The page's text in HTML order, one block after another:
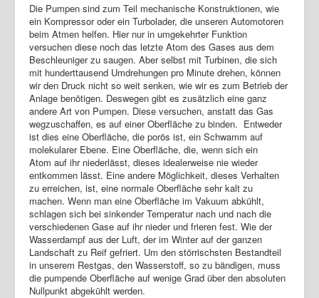
Die Pumpen sind zum Teil mechanische Konstruktionen, wie
ein Kompressor oder ein Turbolader, die unseren Automotoren
beim Atmen helfen. Hier nur in umgekehrter Funktion
versuchen diese noch das letzte Atom des Gases aus dem
Beschleuniger zu saugen. Aber selbst mit Turbinen, die sich
mit hunderttausend Umdrehungen pro Minute drehen, können
wir den Druck nicht so weit senken, wie wir es zum Betrieb der
Anlage benötigen. Deswegen gibt es zusätzlich eine ganz
andere Art von Pumpen. Diese versuchen, anstatt das Gas
wegzuschaffen, es auf einer Oberfläche zu binden. Entweder
ist dies eine Oberfläche, die porös ist, ein Schwamm auf
molekularer Ebene. Eine Oberfläche, die, wenn sich ein
Atom auf ihr niederlässt, dieses idealerweise nie wieder
entkommen lässt. Eine andere Möglichkeit, dieses Verhalten
zu erreichen, ist, eine normale Oberfläche sehr kalt zu
machen. Wenn man eine Oberfläche im Vakuum abkühlt,
schlagen sich bei sinkender Temperatur nach und nach die
verschiedenen Gase auf ihr nieder und frieren fest. Wie der
Wasserdampf aus der Luft, der im Winter auf der ganzen
Landschaft zu Reif gefriert. Um den störrischsten Bestandteil
in unserem Restgas, den Wasserstoff, so zu bändigen, muss
die pumpende Oberfläche auf wenige Grad über den absoluten
Nullpunkt abgekühlt werden.